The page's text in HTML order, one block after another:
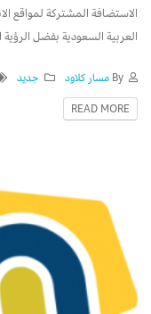
الاستضافة المشتركة لمواقع
العربية السعودية بفضل
مسار كلاود جديد
READ MORE